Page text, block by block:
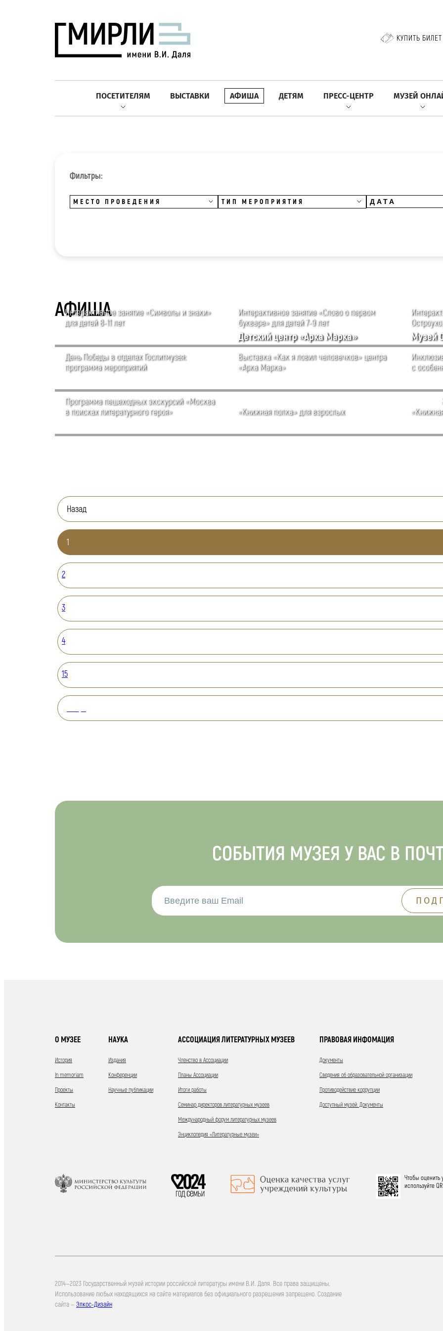
КУПИТЬ БИЛЕТ
ПОСЕТИТЕЛЯМ ВЫСТАВКИ АФИША ДЕТЯМ ПРЕСС-ЦЕНТР МУЗЕЙ
Фильтры:
МЕСТО ПРОВЕДЕНИЯ ТИП МЕРОПРИЯТИЯ
АФИША
Интерактивное занятие «Символы и знаки»
для детей 8-11 лет
Интерактивное занятие «Слово о первом
букваре» для детей 7-9 лет
День Победы в отделах Гослитмузея:
программа мероприятий
Детский центр «Арка Марка»
Выставка «Как я ловил человечков» центра
«Арка Марка»
Музей
с
Программа пешеходных экскурсий «Москва
в поисках литературного героя»
«Книжная полка» для взрослых
Назад
1
2
3
4
15
СОБЫТИЯ МУЗЕЯ У ВАС В
О МУЗЕЕ
История
In memoriam
Проекты
Контакты
НАУКА
Издания
Конференции
Научные публикации
АССОЦИАЦИЯ ЛИТЕРАТУРНЫХ МУЗЕЕВ
Членство в Ассоциации
Планы Ассоциации
Итоги работы
Семинар директоров литературных музеев
Международный форум литературных музеев
Энциклопедия «Литературные музеи»
ПРАВОВАЯ ИНФОМАЦИЯ
Документы
Сведения об образовательной организации
Противодействие коррупции
Доступный музей. Документы
Чтобы оценить
используйте
2014—2023 Государственный музей истории российской литературы имени В.И. Даля. Все права защищены.
Использование любых находящихся на сайте материалов без официального разрешения запрещено. Создание
сайта — Элкос-Дизайн